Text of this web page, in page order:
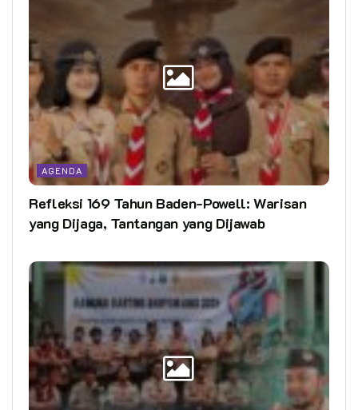
AGENDA
Refleksi 169 Tahun Baden-Powell: Warisan
yang Dijaga, Tantangan yang Dijawab